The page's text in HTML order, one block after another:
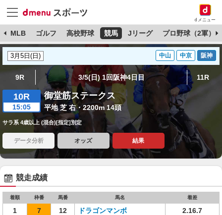
dメニュー
MLB ゴルフ 高校野球 競馬 Jリーグ プロ野球（2軍）
中山 中京 阪神
9R 3/5(日) 1回阪神4日目 11R
10R
15:05
御堂筋ステークス
平地 芝 右・2200m 14頭
サラ系 4歳以上 (混合)[指定]別定
データ分析 オッズ 結果
競走成績
着順 枠番 馬番 馬名 着差
1 7 12 ドラゴンマンボ
2.16.7